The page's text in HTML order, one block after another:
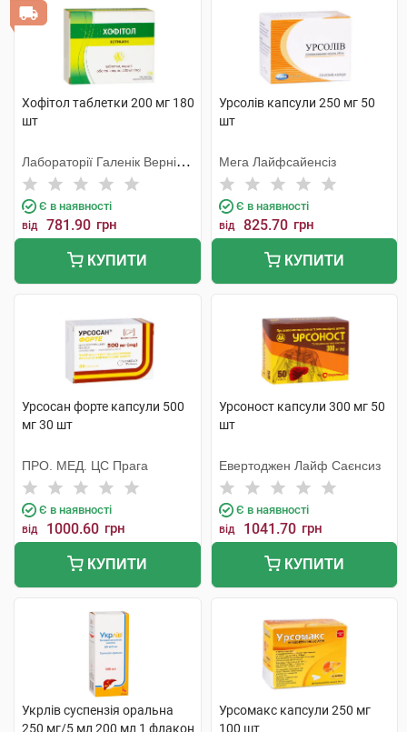
Хофітол таблетки 200 мг 180
шт
Лабораторії Галенік Вернін/
Франція
Є в наявності
від 781.90 грн
КУПИТИ
Урсолів капсули 250 мг 50
шт
Мега Лайфсайенсіз
Є в наявності
від 825.70 грн
КУПИТИ
Урсосан форте капсули 500
мг 30 шт
ПРО. МЕД. ЦС Прага
Є в наявності
від 1000.60 грн
КУПИТИ
Урсоност капсули 300 мг 50
шт
Евертоджен Лайф Саєнсиз
Є в наявності
від 1041.70 грн
КУПИТИ
Укрлів суспензія оральна
250 мг/5 мл 200 мл 1 флакон
Урсомакс капсули 250 мг
100 шт